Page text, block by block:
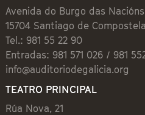
Avenida do Burgo das
15704 Santiago de Compostela
Tel.: 981 55 22 90
Entradas: 981 571 026 / 981
info@auditoriodegalicia.org
TEATRO PRINCIPAL
Rúa Nova, 21